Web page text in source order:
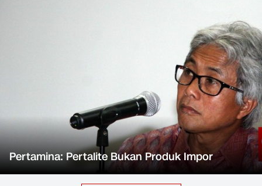
Pertamina: Pertalite Bukan Produk Impor